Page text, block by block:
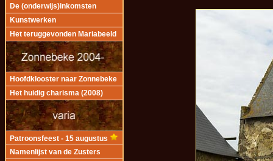
De (onderwijs)inkomsten
Kunstwerken
Het teruggevonden Mariabeeld
Hoofdklooster naar Zonnebeke
Het huidig charisma (2008)
Patroonsfeest - 15 augustus
Namenlijst van de Zusters